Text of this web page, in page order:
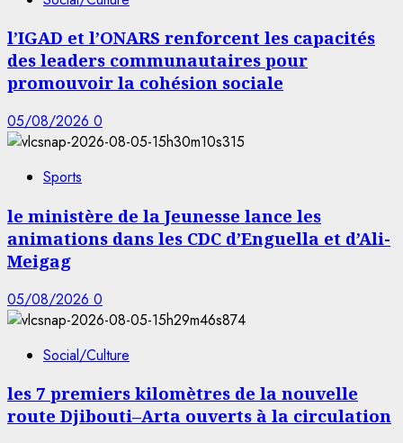
l’IGAD et l’ONARS renforcent les capacités
des leaders communautaires pour
promouvoir la cohésion sociale
05/08/2026 0
Sports
le ministère de la Jeunesse lance les
animations dans les CDC d’Enguella et d’Ali-
Meigag
05/08/2026 0
Social/Culture
les 7 premiers kilomètres de la nouvelle
route Djibouti–Arta ouverts à la circulation